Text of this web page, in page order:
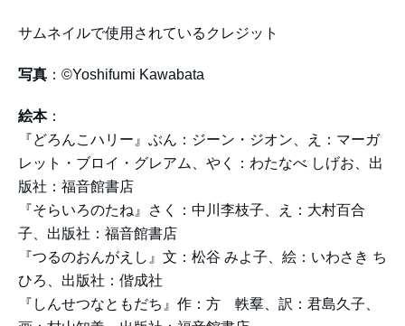
サムネイルで使用されているクレジット
写真 ：©Yoshifumi Kawabata
絵本：
『どろんこハリー』ぶん：ジーン・ジオン、え：マーガ
レット・ブロイ・グレアム、やく：わたなべ しげお、出
版社：福音館書店
『そらいろのたね』さく：中川李枝子、え：大村百合
子、出版社：福音館書店
『つるのおんがえし』文：松谷 みよ子、絵：いわさき ち
ひろ、出版社：偕成社
『しんせつなともだち』作：方 軼羣、訳：君島久子、